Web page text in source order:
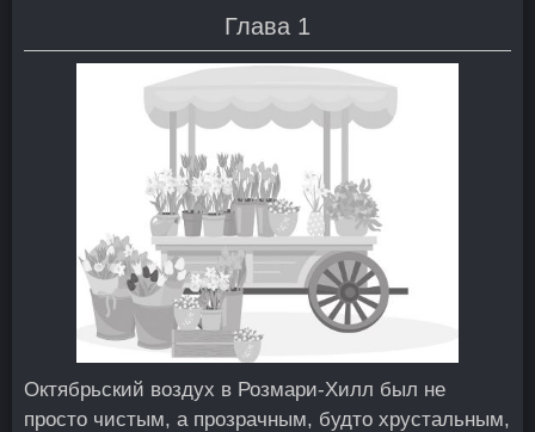
Глава 1
Октябрьский воздух в Розмари-Хилл был не
просто чистым, а прозрачным, будто хрустальным,